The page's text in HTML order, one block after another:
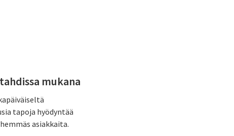
mukana
tapoja hyödyntää
asiakkaita.